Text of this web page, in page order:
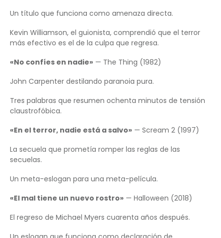
Un título que funciona como amenaza directa.
Kevin Williamson, el guionista, comprendió que el terror
más efectivo es el de la culpa que regresa.
«No confíes en nadie» — The Thing (1982)
John Carpenter destilando paranoia pura.
Tres palabras que resumen ochenta minutos de tensión
claustrofóbica.
«En el terror, nadie está a salvo» — Scream 2 (1997)
La secuela que prometía romper las reglas de las
secuelas.
Un meta-eslogan para una meta-película.
«El mal tiene un nuevo rostro» — Halloween (2018)
El regreso de Michael Myers cuarenta años después.